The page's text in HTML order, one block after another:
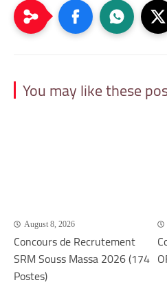
You may like these
August 8, 2026
Concours de Recrutement
SRM Souss Massa 2026 (174
Postes)